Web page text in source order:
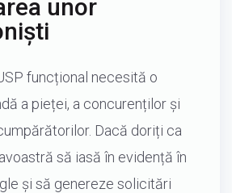
unor
funcțional necesită o
a pieței, a concurenților și
Dacă doriți ca
să iasă în evidență în
și să genereze solicitări